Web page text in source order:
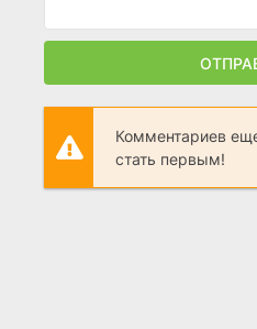
Комментариев
стать первым!